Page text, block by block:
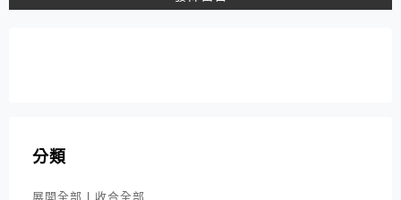
分類
展開全部 收合全部